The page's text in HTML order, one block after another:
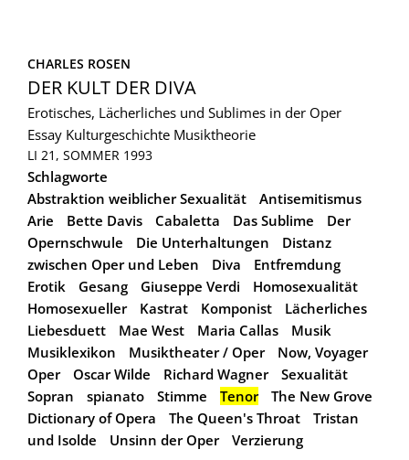
CHARLES ROSEN
DER KULT DER DIVA
Erotisches, Lächerliches und Sublimes in der Oper
Essay Kulturgeschichte Musiktheorie
LI 21, SOMMER 1993
Schlagworte
Abstraktion weiblicher Sexualität
Antisemitismus
Arie
Bette Davis Cabaletta Das Sublime
Der
Opernschwule
Die Unterhaltungen
Distanz
zwischen Oper und Leben
Diva
Entfremdung
Erotik
Gesang Giuseppe Verdi
Homosexualität
Homosexueller
Kastrat Komponist
Lächerliches
Liebesduett
Mae West Maria Callas
Musik
Musiklexikon
Musiktheater / Oper
Now, Voyager
Oper
Oscar Wilde Richard Wagner
Sexualität
Sopran
spianato Stimme Tenor
The New Grove
Dictionary of Opera
The Queen's Throat
Tristan
und Isolde
Unsinn der Oper Verzierung